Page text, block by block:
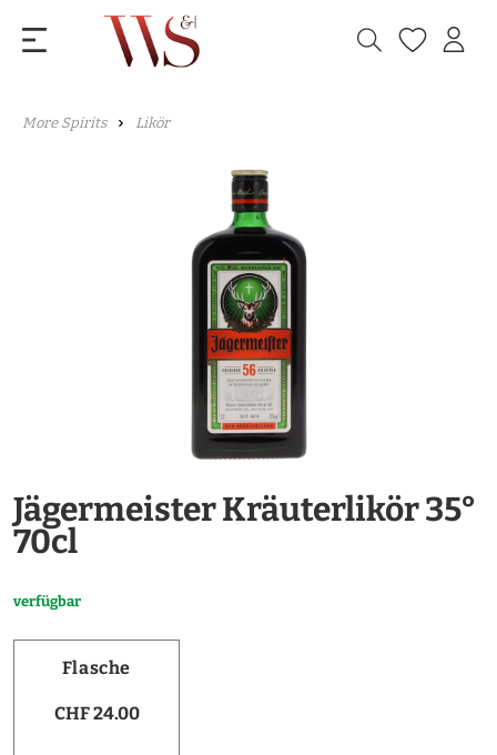
More Spirits Likör
Jägermeister Kräuterlikör 35°
70cl
verfügbar
Flasche
CHF 24.00